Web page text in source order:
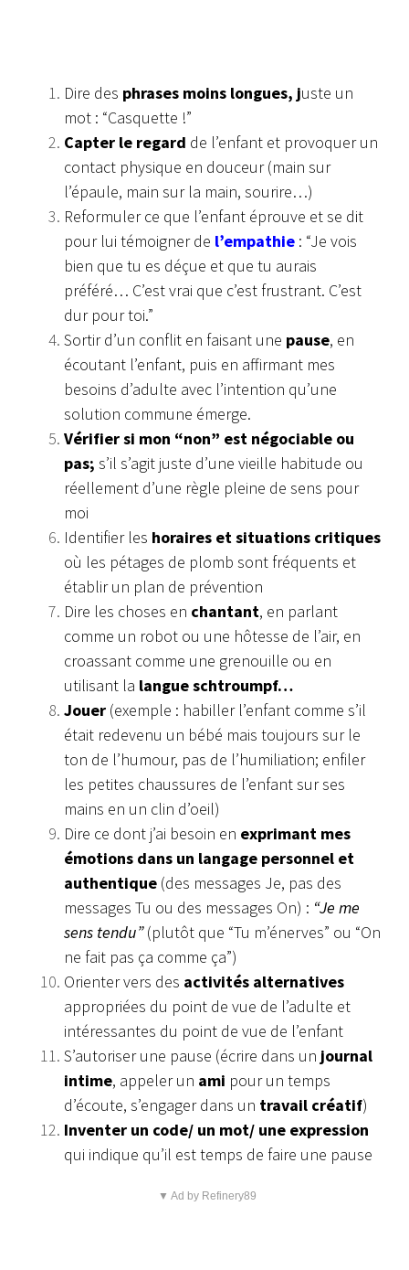
Dire des phrases moins longues, juste un
mot : “Casquette !”
Capter le regard de l’enfant et provoquer un
contact physique en douceur (main sur
l’épaule, main sur la main, sourire…)
Reformuler ce que l’enfant éprouve et se dit
pour lui témoigner de l’empathie : “Je vois
bien que tu es déçue et que tu aurais
préféré… C’est vrai que c’est frustrant. C’est
dur pour toi.”
Sortir d’un conflit en faisant une pause, en
écoutant l’enfant, puis en affirmant mes
besoins d’adulte avec l’intention qu’une
solution commune émerge.
Vérifier si mon “non” est négociable ou
pas; s’il s’agit juste d’une vieille habitude ou
réellement d’une règle pleine de sens pour
moi
Identifier les horaires et situations critiques
où les pétages de plomb sont fréquents et
établir un plan de prévention
Dire les choses en chantant, en parlant
comme un robot ou une hôtesse de l’air, en
croassant comme une grenouille ou en
utilisant la langue schtroumpf…
Jouer (exemple : habiller l’enfant comme s’il
était redevenu un bébé mais toujours sur le
ton de l’humour, pas de l’humiliation; enfiler
les petites chaussures de l’enfant sur ses
mains en un clin d’oeil)
Dire ce dont j’ai besoin en exprimant mes
émotions dans un langage personnel et
authentique (des messages Je, pas des
messages Tu ou des messages On) : “Je me
sens tendu”(plutôt que “Tu m’énerves” ou “On
ne fait pas ça comme ça”)
Orienter vers des activités alternatives
appropriées du point de vue de l’adulte et
intéressantes du point de vue de l’enfant
S’autoriser une pause (écrire dans un journal
intime, appeler un ami pour un temps
d’écoute, s’engager dans un travail créatif)
Inventer un code/ un mot/ une expression
qui indique qu’il est temps de faire une pause
▼ Ad by Refinery89